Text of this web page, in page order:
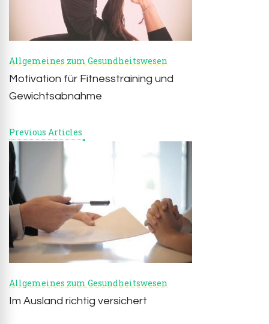
Allgemeines zum Gesundheitswesen
Motivation für Fitnesstraining und
Gewichtsabnahme
Previous Articles
Allgemeines zum Gesundheitswesen
Im Ausland richtig versichert